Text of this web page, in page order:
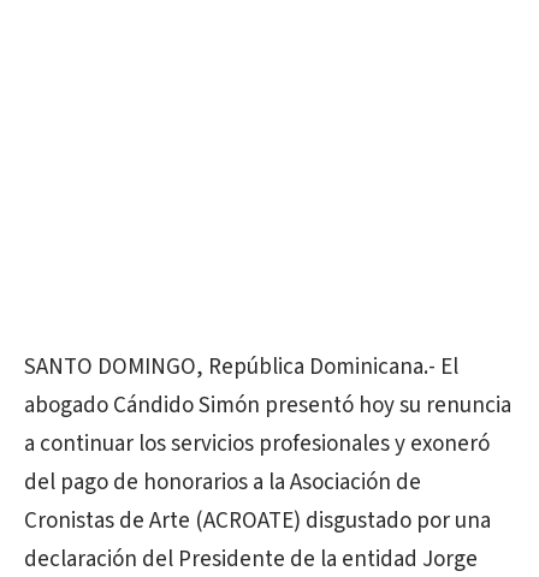
SANTO DOMINGO, República Dominicana.- El
abogado Cándido Simón presentó hoy su renuncia
a continuar los servicios profesionales y exoneró
del pago de honorarios a la Asociación de
Cronistas de Arte (ACROATE) disgustado por una
declaración del Presidente de la entidad Jorge